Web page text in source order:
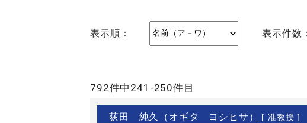
表示順： 表示件数：
792件中241-250件目
荻田 純久（オギタ ヨシヒサ） [ 准教授 ]